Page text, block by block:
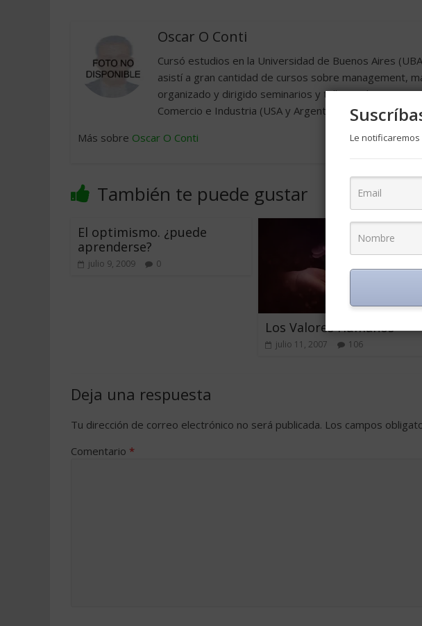
Oscar O Conti
Cursó estudios en la Universidad de Buenos Aires
asistí a gran cantidad de cursos sobre management,
organizado y dirigido seminarios y talleres de
Comercio e Industria (USA y Argentina).Ha trabajado,...
Más sobre Oscar O Conti
También te puede gustar
El optimismo. ¿puede
aprenderse?
julio 9, 2009 0
Los Valores Humanos
julio 11, 2007 106
Deja una respuesta
Tu dirección de correo electrónico no será publicada. Los campos
Comentario *
Le